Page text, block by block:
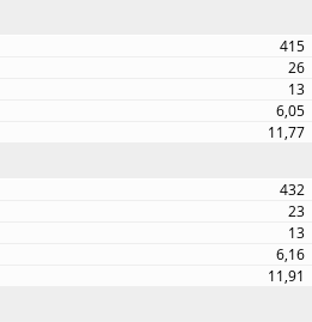
415
26
13
6,05
11,77
432
23
13
6,16
11,91